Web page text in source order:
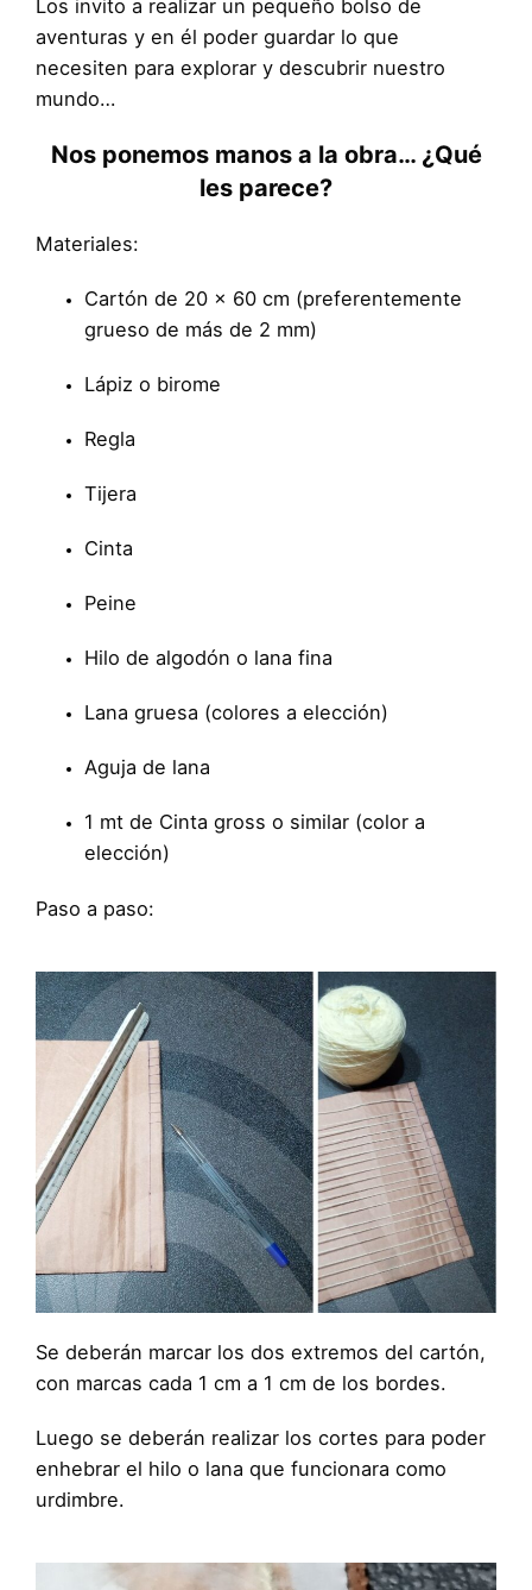
Los invito a realizar un pequeño bolso de
aventuras y en él poder guardar lo que
necesiten para explorar y descubrir nuestro
mundo…
Nos ponemos manos a la obra… ¿Qué
les parece?
Materiales:
Cartón de 20 x 60 cm (preferentemente
grueso de más de 2 mm)
Lápiz o birome
Regla
Tijera
Cinta
Peine
Hilo de algodón o lana fina
Lana gruesa (colores a elección)
Aguja de lana
1 mt de Cinta gross o similar (color a
elección)
Paso a paso:
Se deberán marcar los dos extremos del cartón,
con marcas cada 1 cm a 1 cm de los bordes.
Luego se deberán realizar los cortes para poder
enhebrar el hilo o lana que funcionara como
urdimbre.